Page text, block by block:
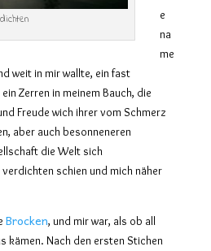
e
na
me
weit in mir wallte, ein fast
Zerren in meinem Bauch, die
Freude wich ihrer vom Schmerz
aber auch besonneneren
die Welt sich
schien und mich näher
Brocken, und mir war, als ob all
kämen. Nach den ersten Stichen